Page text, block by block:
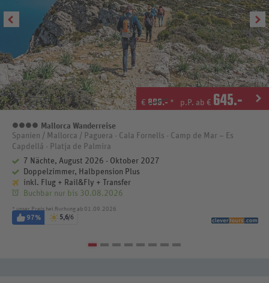
€ 899.- * p.P. ab € 645.-
4 Sterne
Mallorca Wanderreise
Spanien / Mallorca / Paguera - Cala Fornells - Camp de Mar – Es
Capdellá - Platja de Palmira
7 Nächte, August 2026 - Oktober 2027
Doppelzimmer, Halbpension Plus
inkl. Flug + Rail&Fly + Transfer
Buchbar nur bis 30.08.2026
* unser Preis bei Buchung ab 01.09.2026
97% 5,6/6